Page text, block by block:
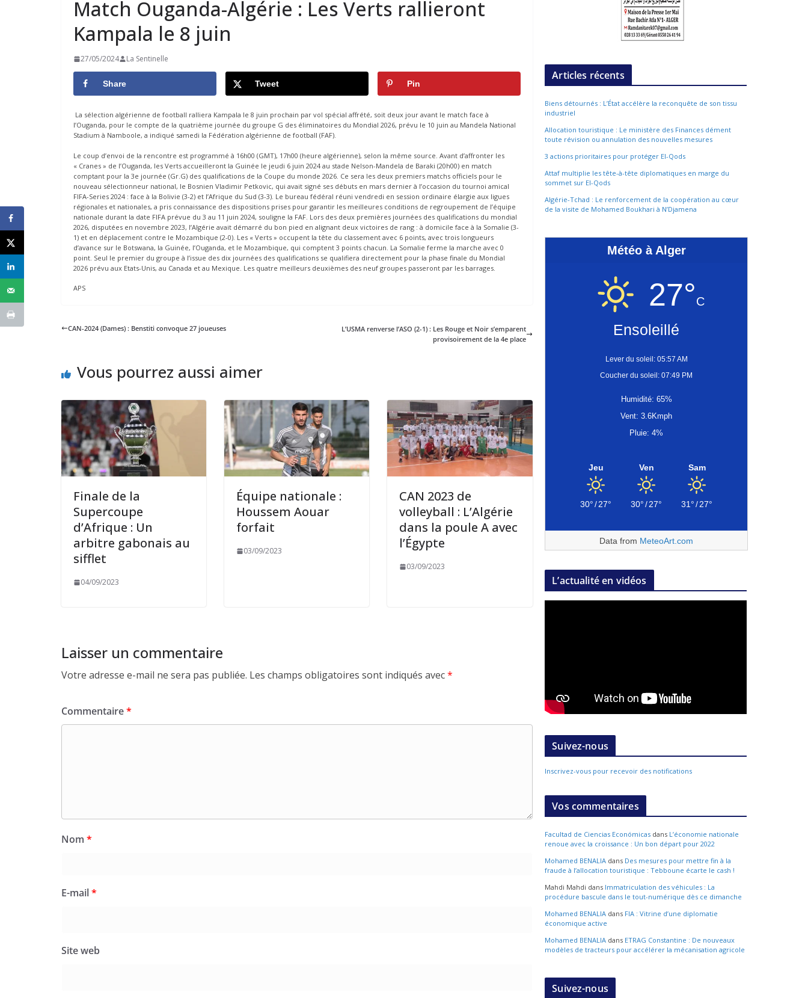
Match Ouganda-Algérie : Les Verts rallieront
Kampala le 8 juin
27/05/2024 La Sentinelle
Share Tweet Pin
La sélection algérienne de football ralliera Kampala le 8 juin prochain par vol spécial affrété, soit deux jour avant le match face à
l’Ouganda, pour le compte de la quatrième journée du groupe G des éliminatoires du Mondial 2026, prévu le 10 juin au Mandela National
Stadium à Namboole, a indiqué samedi la Fédération algérienne de football (FAF).
Le coup d’envoi de la rencontre est programmé à 16h00 (GMT), 17h00 (heure algérienne), selon la même source. Avant d’affronter les
« Cranes » de l’Ouganda, les Verts accueilleront la Guinée le jeudi 6 juin 2024 au stade Nelson-Mandela de Baraki (20h00) en match
comptant pour la 3e journée (Gr.G) des qualifications de la Coupe du monde 2026. Ce sera les deux premiers matchs officiels pour le
nouveau sélectionneur national, le Bosnien Vladimir Petkovic, qui avait signé ses débuts en mars dernier à l’occasion du tournoi amical
FIFA-Series 2024 : face à la Bolivie (3-2) et l’Afrique du Sud (3-3). Le bureau fédéral réuni vendredi en session ordinaire élargie aux ligues
régionales et nationales, a pris connaissance des dispositions prises pour garantir les meilleures conditions de regroupement de l’équipe
nationale durant la date FIFA prévue du 3 au 11 juin 2024, souligne la FAF. Lors des deux premières journées des qualifications du mondial
2026, disputées en novembre 2023, l’Algérie avait démarré du bon pied en alignant deux victoires de rang : à domicile face à la Somalie (3-
1) et en déplacement contre le Mozambique (2-0). Les « Verts » occupent la tête du classement avec 6 points, avec trois longueurs
d’avance sur le Botswana, la Guinée, l’Ouganda, et le Mozambique, qui comptent 3 points chacun. La Somalie ferme la marche avec 0
point. Seul le premier du groupe à l’issue des dix journées des qualifications se qualifiera directement pour la phase finale du Mondial
2026 prévu aux Etats-Unis, au Canada et au Mexique. Les quatre meilleurs deuxièmes des neuf groupes passeront par les barrages.
APS
CAN-2024 (Dames) : Benstiti convoque 27 joueuses
L’USMA renverse l’ASO (2-1) : Les Rouge et Noir s’emparent
provisoirement de la 4e place
Vous pourrez aussi aimer
Finale de la
Supercoupe
d’Afrique : Un
arbitre gabonais au
sifflet
04/09/2023
Équipe nationale :
Houssem Aouar
forfait
03/09/2023
CAN 2023 de
volleyball : L’Algérie
dans la poule A avec
l’Égypte
03/09/2023
Laisser un commentaire
Votre adresse e-mail ne sera pas publiée. Les champs obligatoires sont indiqués avec*
Commentaire*
Nom *
E-mail*
Site web
Articles récents
Biens détournés : L’État accélère la reconquête de son tissu
industriel
Allocation touristique : Le ministère des Finances dément
toute révision ou annulation des nouvelles mesures
3 actions prioritaires pour protéger El-Qods
Attaf multiplie les tête-à-tête diplomatiques en marge du
sommet sur El-Qods
Algérie-Tchad : Le renforcement de la coopération au cœur
de la visite de Mohamed Boukhari à N’Djamena
Météo à Alger
27°C
Ensoleillé
Lever du soleil: 05:57 AM
Coucher du soleil: 07:49 PM
Humidité: 65%
Vent: 3.6Kmph
Pluie: 4%
Jeu
30°/27°
Ven
30°/27°
Sam
31°/27°
Data from MeteoArt.com
L’actualité en vidéos
Suivez-nous
Inscrivez-vous pour recevoir des notifications
Vos commentaires
Facultad de Ciencias Económicas dans L’économie nationale
renoue avec la croissance : Un bon départ pour 2022
Mohamed BENALIA dans Des mesures pour mettre fin à la
fraude à l’allocation touristique : Tebboune écarte le cash !
Mahdi Mahdi dans Immatriculation des véhicules : La
procédure bascule dans le tout-numérique dès ce dimanche
Mohamed BENALIA dans FIA : Vitrine d’une diplomatie
économique active
Mohamed BENALIA dans ETRAG Constantine : De nouveaux
modèles de tracteurs pour accélérer la mécanisation agricole
Suivez-nous